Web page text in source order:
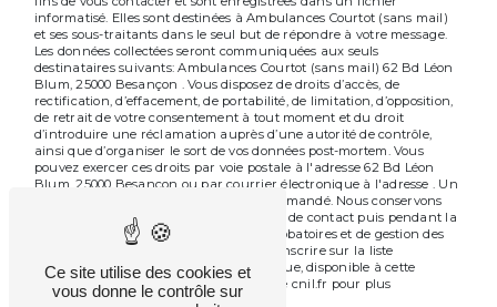
informatisé. Elles sont destinées à Ambulances Courtot (sans mail)
et ses sous-traitants dans le seul but de répondre à votre message.
Les données collectées seront communiquées aux seuls
destinataires suivants: Ambulances Courtot (sans mail) 62 Bd Léon
Blum, 25000 Besançon . Vous disposez de droits d’accès, de
rectification, d’effacement, de portabilité, de limitation, d’opposition,
de retrait de votre consentement à tout moment et du droit
d’introduire une réclamation auprès d’une autorité de contrôle,
ainsi que d’organiser le sort de vos données post-mortem. Vous
pouvez exercer ces droits par voie postale à l'adresse 62 Bd Léon
Blum, 25000 Besançon ou par courrier électronique à l'adresse . Un
justificatif d'identité pourra vous être demandé. Nous conservons
vos données pendant la période de prise de contact puis pendant la
durée de prescription légale aux fins probatoires et de gestion des
contentieux. Vous avez le droit de vous inscrire sur la liste
d'opposition au démarchage téléphonique, disponible à cette
Bloctel.gouv.fr
. Consultez le site cnil.fr pour plus
d’informations sur vos droits.
Ce site utilise des cookies et
vous donne le contrôle sur